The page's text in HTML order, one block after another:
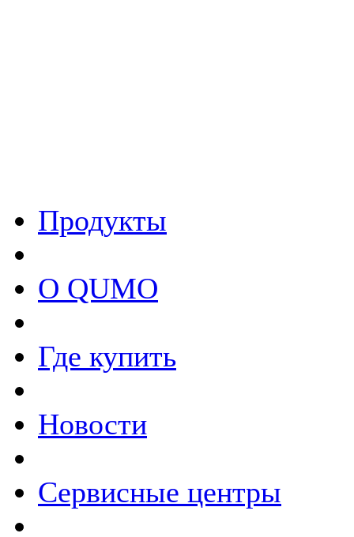
Продукты
О QUMO
Где купить
Новости
Сервисные центры